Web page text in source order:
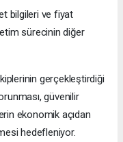
bilgileri ve fiyat
sürecinin diğer
gerçekleştirdiği
güvenilir
ekonomik açıdan
hedefleniyor.